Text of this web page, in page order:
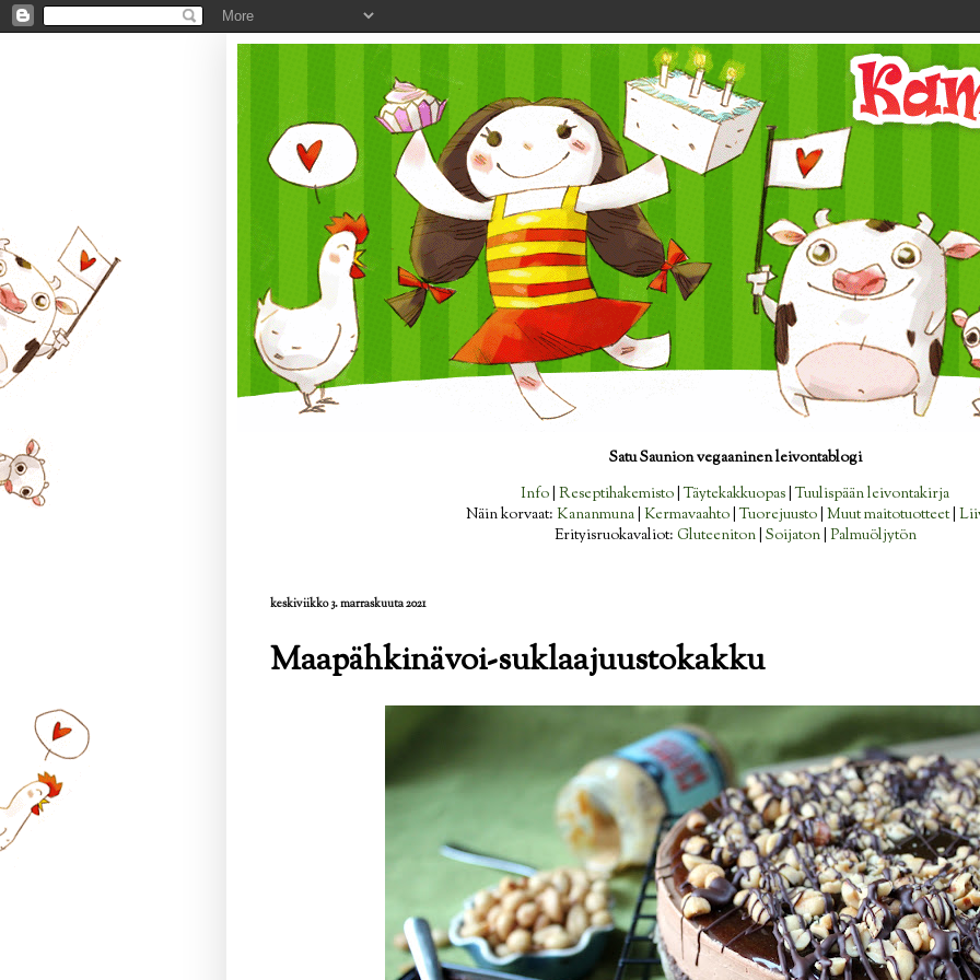
Satu Saunion vegaaninen leivontablogi
Info Reseptihakemisto |Täytekakkuopas |Tuulispään leivontakirja
Näin korvaat: Kananmuna Kermavaahto |Tuorejuusto Muut maitotuotteet|
Erityisruokavaliot: Gluteeniton| Soijaton| Palmuöljytön
keskiviikko 3. marraskuuta 2021
Maapähkinävoi-suklaajuustokakku